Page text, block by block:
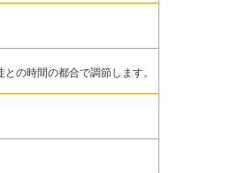
の時間の都合で調節します。